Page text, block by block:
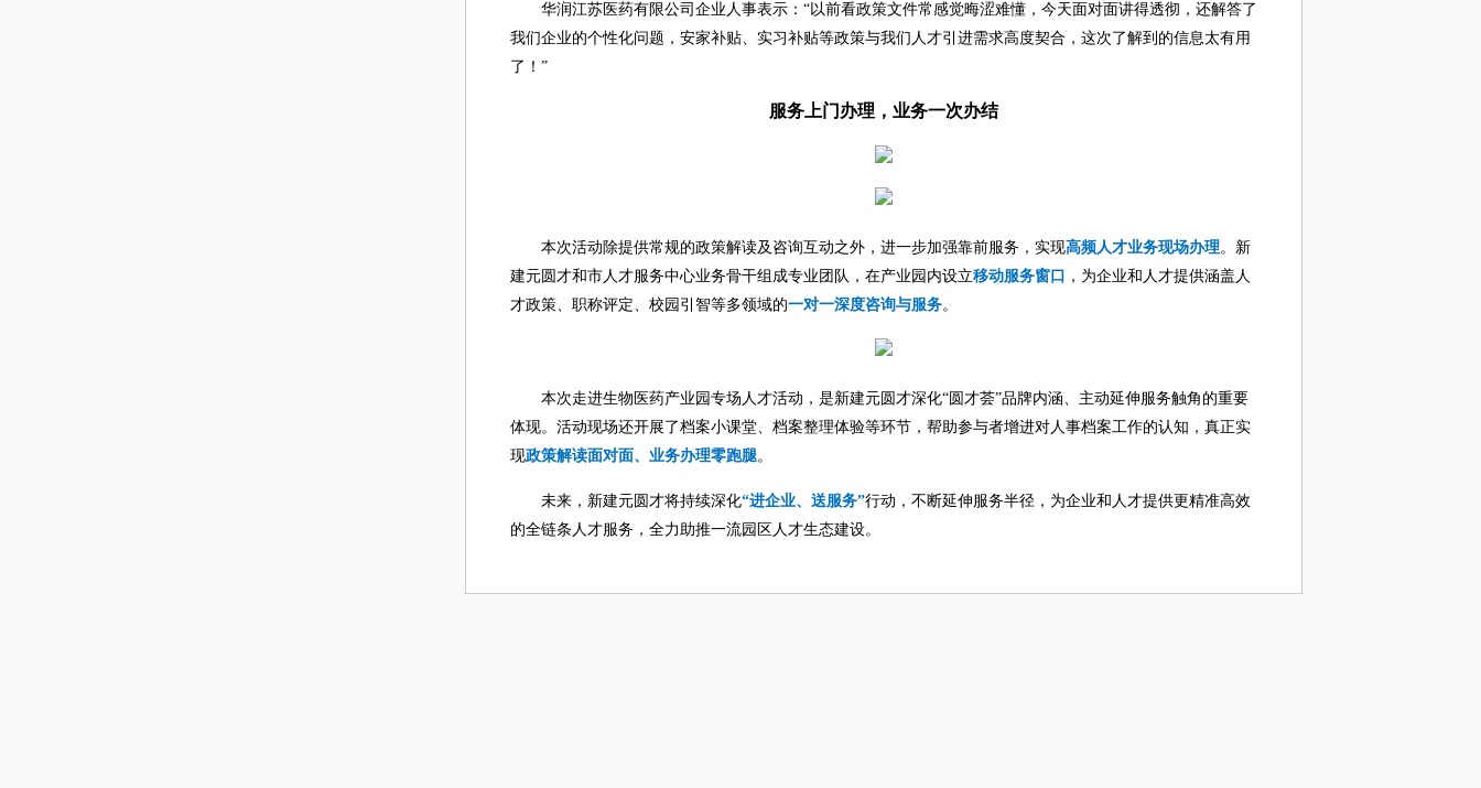
华润江苏医药有限公司企业人事表示：“以前看政策文件常感觉晦涩难懂，今天面对面讲得透彻，还解答了
我们企业的个性化问题，安家补贴、实习补贴等政策与我们人才引进需求高度契合，这次了解到的信息太有用
了！”
服务上门办理，业务一次办结
本次活动除提供常规的政策解读及咨询互动之外，进一步加强靠前服务，实现高频人才业务现场办理。新
建元圆才和市人才服务中心业务骨干组成专业团队，在产业园内设立移动服务窗口 ，为企业和人才提供涵盖人
才政策、职称评定、校园引智等多领域的一对一深度咨询与服务。
本次走进生物医药产业园专场人才活动，是新建元圆才深化“圆才荟”品牌内涵、主动延伸服务触角的重要
体现。活动现场还开展了档案小课堂、档案整理体验等环节，帮助参与者增进对人事档案工作的认知，真正实
现政策解读面对面、业务办理零跑腿。
未来，新建元圆才将持续深化“进企业、送服务”行动，不断延伸服务半径，为企业和人才提供更精准高效
的全链条人才服务，全力助推一流园区人才生态建设。